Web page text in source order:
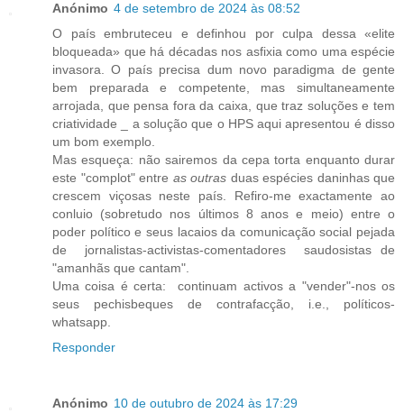
Anónimo 4 de setembro de 2024 às 08:52
O país embruteceu e definhou por culpa dessa «elite
bloqueada» que há décadas nos asfixia como uma espécie
invasora. O país precisa dum novo paradigma de gente
bem preparada e competente, mas simultaneamente
arrojada, que pensa fora da caixa, que traz soluções e tem
criatividade _ a solução que o HPS aqui apresentou é disso
um bom exemplo.
Mas esqueça: não sairemos da cepa torta enquanto durar
este "complot" entre as outras duas espécies daninhas que
crescem viçosas neste país. Refiro-me exactamente ao
conluio (sobretudo nos últimos 8 anos e meio) entre o
poder político e seus lacaios da comunicação social pejada
de jornalistas-activistas-comentadores saudosistas de
"amanhãs que cantam".
Uma coisa é certa: continuam activos a "vender"-nos os
seus pechisbeques de contrafacção, i.e., políticos-
whatsapp.
Responder
Anónimo 10 de outubro de 2024 às 17:29